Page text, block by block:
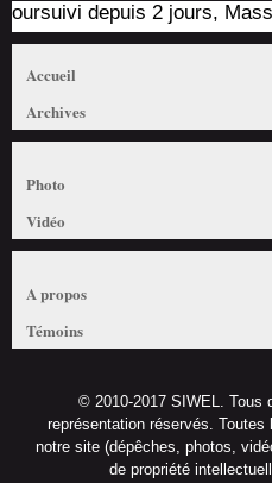
depuis 2 jours,
Accueil
Archives
Photo
Vidéo
A propos
Témoins
© 2010-2017 SIWEL. Tous
représentation réservés.
notre site (dépêches, photos,
de propriété